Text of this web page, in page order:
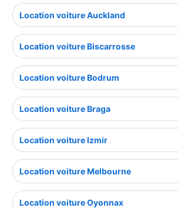
Location voiture Auckland
Location voiture Biscarrosse
Location voiture Bodrum
Location voiture Braga
Location voiture Izmir
Location voiture Melbourne
Location voiture Oyonnax